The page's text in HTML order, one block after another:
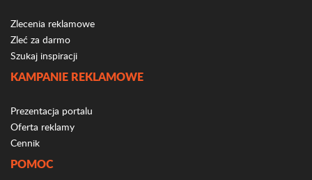
Zlecenia reklamowe
Zleć za darmo
Szukaj inspiracji
KAMPANIE REKLAMOWE
Prezentacja portalu
Oferta reklamy
Cennik
POMOC